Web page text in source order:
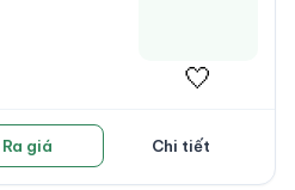
🤍
Ra giá Chi tiết